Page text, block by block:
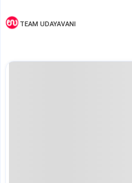
TEAM UDAYAVANI